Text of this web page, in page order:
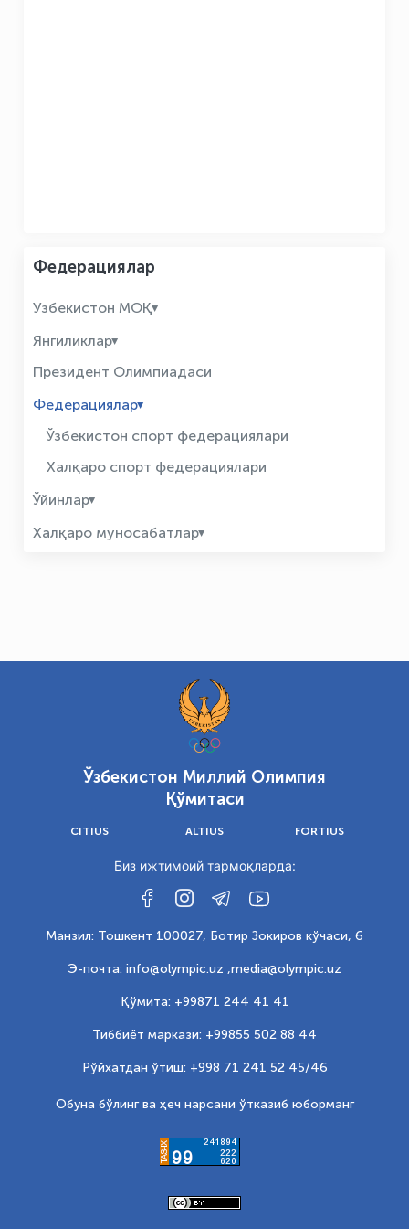
Федерациялар
Узбекистон МОҚ
Янгиликлар
Президент Олимпиадаси
Федерациялар
Ўзбекистон спорт федерациялари
Халқаро спорт федерациялари
Ўйинлар
Халқаро муносабатлар
Ўзбекистон Миллий Олимпия
Қўмитаси
CITIUS ALTIUS FORTIUS
Биз ижтимоий тармоқларда:
Манзил: Тошкент 100027, Ботир Зокиров кўчаси, 6
Э-почта: info@olympic.uz ,media@olympic.uz
Қўмита: +99871 244 41 41
Тиббиёт маркази: +99855 502 88 44
Рўйхатдан ўтиш: +998 71 241 52 45/46
Обуна бўлинг ва ҳеч нарсани ўтказиб юборманг